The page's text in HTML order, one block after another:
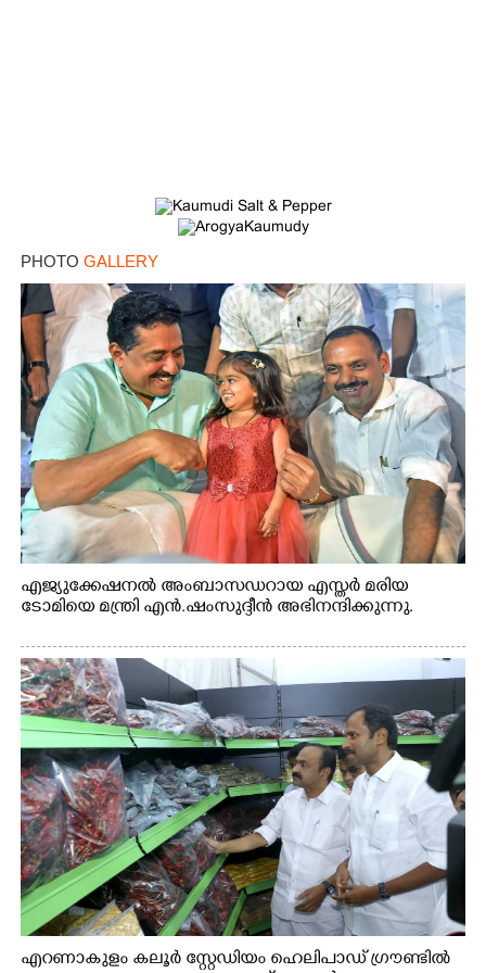
PHOTO GALLERY
എജ്യുക്കേഷനൽ അംബാസഡറായ എസ്തർ മരിയ
ടോമിയെ മന്ത്രി എൻ.ഷംസുദ്ദീൻ അഭിനന്ദിക്കുന്നു.
എറണാകുളം കലൂർ സ്റ്റേഡിയം ഹെലിപാഡ് ഗ്രൗണ്ടിൽ